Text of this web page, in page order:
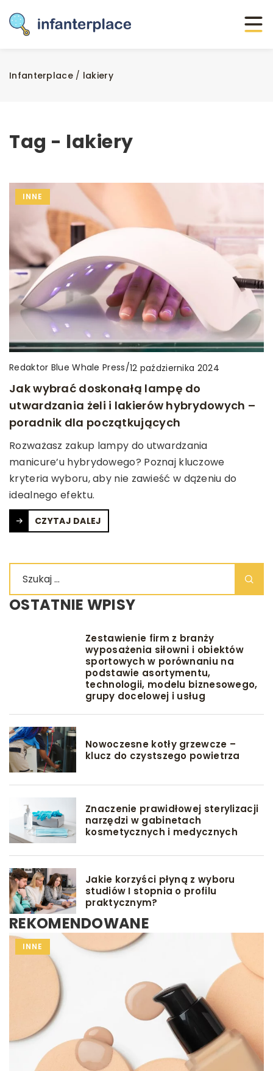
Infanterplace/ lakiery
Tag - lakiery
INNE
Redaktor Blue Whale Press/12 października 2024
Jak wybrać doskonałą lampę do
utwardzania żeli i lakierów hybrydowych –
poradnik dla początkujących
Rozważasz zakup lampy do utwardzania
manicure’u hybrydowego? Poznaj kluczowe
kryteria wyboru, aby nie zawieść w dążeniu do
idealnego efektu.
CZYTAJ DALEJ
OSTATNIE WPISY
Zestawienie firm z branży
wyposażenia siłowni i obiektów
sportowych w porównaniu na
podstawie asortymentu,
technologii, modelu biznesowego,
grupy docelowej i usług
Nowoczesne kotły grzewcze –
klucz do czystszego powietrza
Znaczenie prawidłowej sterylizacji
narzędzi w gabinetach
kosmetycznych i medycznych
Jakie korzyści płyną z wyboru
studiów I stopnia o profilu
praktycznym?
REKOMENDOWANE
MACIERZYŃSTWO
INNE
GRY I ZABAWY